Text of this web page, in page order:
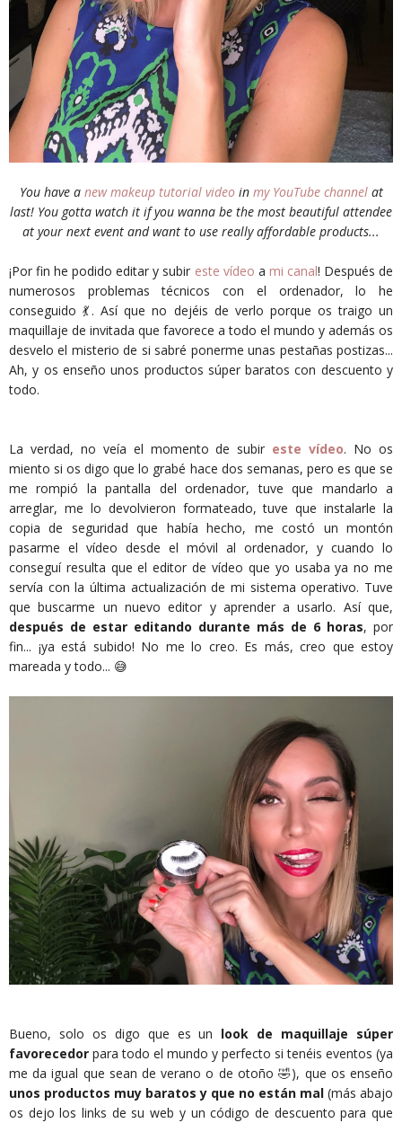
You have a new makeup tutorial video in my YouTube channelat
last! You gotta watch it if you wanna be the most beautiful attendee
at your next event and want to use really affordable products...
¡Por fin he podido editar y subir este vídeo a mi canal! Después de
numerosos problemas técnicos con el ordenador, lo he
conseguido 💃. Así que no dejéis de verlo porque os traigo un
maquillaje de invitada que favorece a todo el mundo y además os
desvelo el misterio de si sabré ponerme unas pestañas postizas...
Ah, y os enseño unos productos súper baratos con descuento y
todo.
La verdad, no veía el momento de subir este vídeo. No os
miento si os digo que lo grabé hace dos semanas, pero es que se
me rompió la pantalla del ordenador, tuve que mandarlo a
arreglar, me lo devolvieron formateado, tuve que instalarle la
copia de seguridad que había hecho, me costó un montón
pasarme el vídeo desde el móvil al ordenador, y cuando lo
conseguí resulta que el editor de vídeo que yo usaba ya no me
servía con la última actualización de mi sistema operativo. Tuve
que buscarme un nuevo editor y aprender a usarlo. Así que,
después de estar editando durante más de 6 horas, por
fin... ¡ya está subido! No me lo creo. Es más, creo que estoy
mareada y todo... 😅
Bueno, solo os digo que es un look de maquillaje súper
favorecedor para todo el mundo y perfecto si tenéis eventos (ya
me da igual que sean de verano o de otoño 🤣), que os enseño
unos productos muy baratos y que no están mal (más abajo
os dejo los links de su web y un código de descuento para que